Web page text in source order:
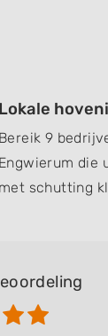
Lokale
Bereik 9
Engwierum die
met schutting